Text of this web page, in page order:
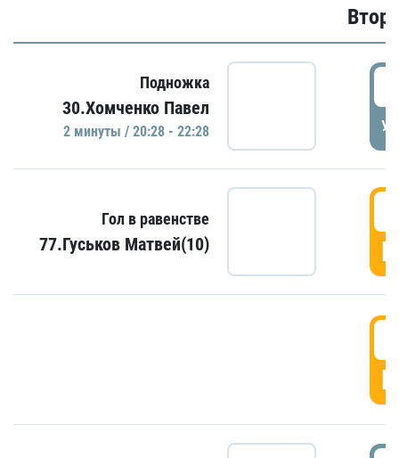
Подножка
30.Хомченко Павел
2 минуты / 20:28 - 22:28
Гол в равенстве
77.Гуськов Матвей(10)